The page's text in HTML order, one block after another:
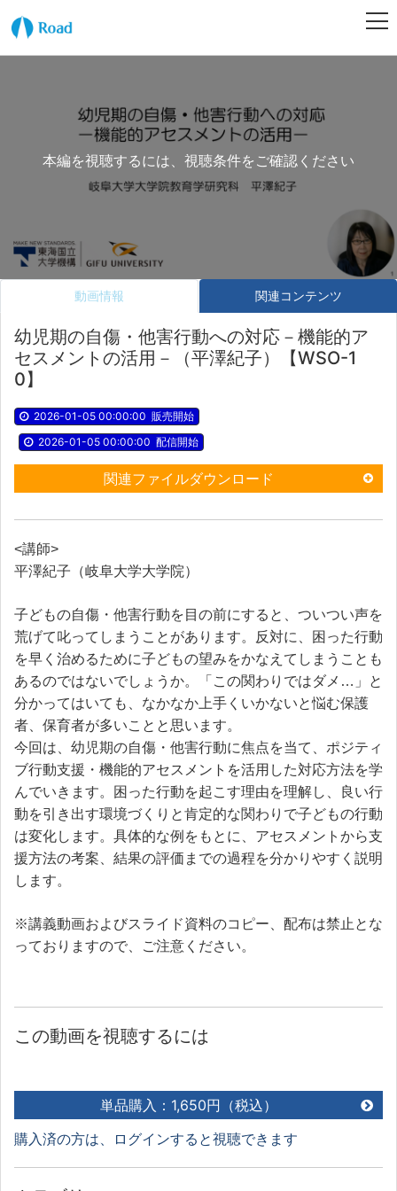
本編を視聴するには、視聴条件をご確認ください
動画情報 関連コンテンツ
幼児期の自傷・他害行動への対応－機能的ア
セスメントの活用－（平澤紀子）【WSO-1
0】
2026-01-05 00:00:00 販売開始
2026-01-05 00:00:00 配信開始
関連ファイルダウンロード
<講師>
平澤紀子（岐阜大学大学院）
子どもの自傷・他害行動を目の前にすると、ついつい声を
荒げて叱ってしまうことがあります。反対に、困った行動
を早く治めるために子どもの望みをかなえてしまうことも
あるのではないでしょうか。「この関わりではダメ…」と
分かってはいても、なかなか上手くいかないと悩む保護
者、保育者が多いことと思います。
今回は、幼児期の自傷・他害行動に焦点を当て、ポジティ
ブ行動支援・機能的アセスメントを活用した対応方法を学
んでいきます。困った行動を起こす理由を理解し、良い行
動を引き出す環境づくりと肯定的な関わりで子どもの行動
は変化します。具体的な例をもとに、アセスメントから支
援方法の考案、結果の評価までの過程を分かりやすく説明
します。
※講義動画およびスライド資料のコピー、配布は禁止とな
っておりますので、ご注意ください。
この動画を視聴するには
単品購入：1,650円（税込）
購入済の方は、ログインすると視聴できます